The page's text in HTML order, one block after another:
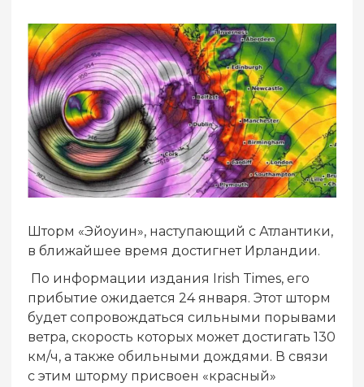
Шторм «Эйоуин», наступающий с Атлантики,
в ближайшее время достигнет Ирландии.
По информации издания Irish Times, его
прибытие ожидается 24 января. Этот шторм
будет сопровождаться сильными порывами
ветра, скорость которых может достигать 130
км/ч, а также обильными дождями. В связи
с этим шторму присвоен «красный»